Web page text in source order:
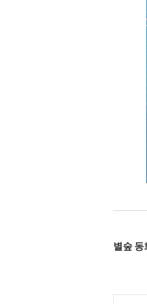
별숲 동